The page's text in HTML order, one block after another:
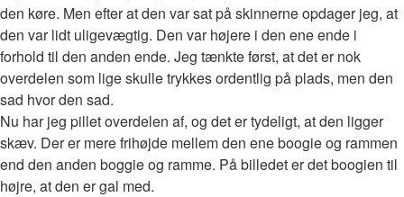
den køre. Men efter at den var sat på skinnerne opdager jeg, at
den var lidt uligevægtig. Den var højere i den ene ende i
forhold til den anden ende. Jeg tænkte først, at det er nok
overdelen som lige skulle trykkes ordentlig på plads, men den
sad hvor den sad.
Nu har jeg pillet overdelen af, og det er tydeligt, at den ligger
skæv. Der er mere frihøjde mellem den ene boogie og rammen
end den anden boggie og ramme. På billedet er det boogien til
højre, at den er gal med.